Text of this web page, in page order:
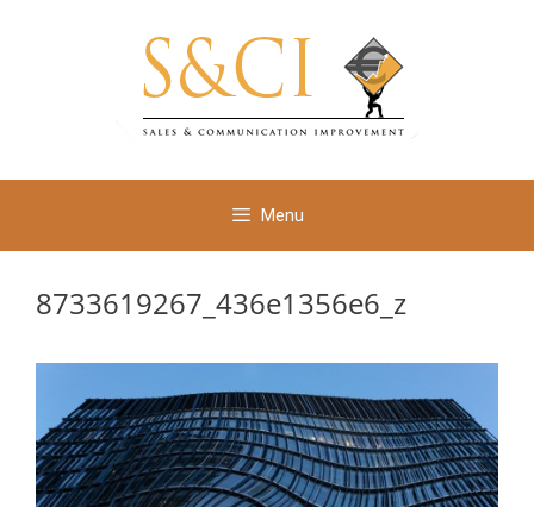
Menu
8733619267_436e1356e6_z